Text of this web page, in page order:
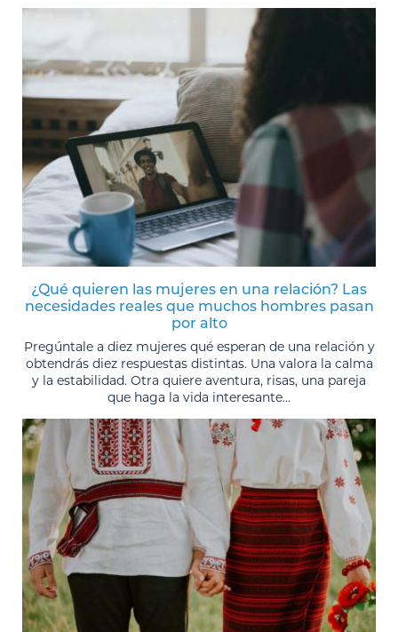
¿Qué quieren las mujeres en una relación? Las
necesidades reales que muchos hombres pasan
por alto
Pregúntale a diez mujeres qué esperan de una relación y
obtendrás diez respuestas distintas. Una valora la calma
y la estabilidad. Otra quiere aventura, risas, una pareja
que haga la vida interesante...